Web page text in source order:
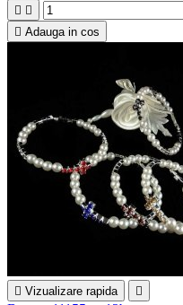
 
 Adauga in cos
 Vizualizare rapida 